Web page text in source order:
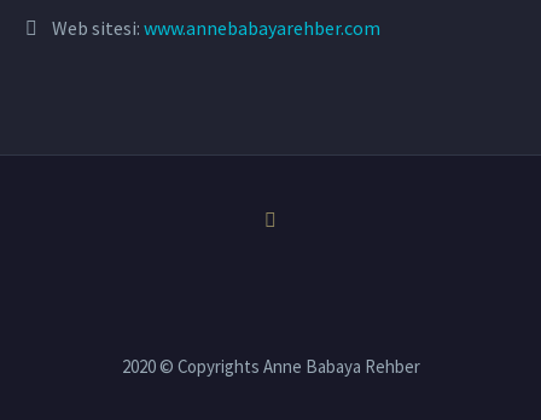
Web sitesi: www.annebabayarehber.com
2020 © Copyrights Anne Babaya Rehber